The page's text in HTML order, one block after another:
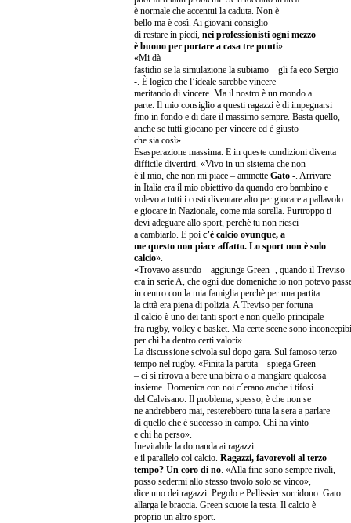
è normale che accentui la caduta. Non è
bello ma è così. Ai giovani consiglio
di restare in piedi, nei professionisti ogni mezzo
è buono per portare a casa tre punti».
«Mi dà
fastidio se la simulazione la subiamo – gli fa eco Sergio
-. È logico che l’ideale sarebbe vincere
meritando di vincere. Ma il nostro è un mondo a
parte. Il mio consiglio a questi ragazzi è di impegnarsi
fino in fondo e di dare il massimo sempre. Basta quello,
anche se tutti giocano per vincere ed è giusto
che sia così».
Esasperazione massima. E in queste condizioni diventa
difficile divertirti. «Vivo in un sistema che non
è il mio, che non mi piace – ammette Gato -. Arrivare
in Italia era il mio obiettivo da quando ero bambino e
volevo a tutti i costi diventare alto per giocare a pallavolo
e giocare in Nazionale, come mia sorella. Purtroppo ti
devi adeguare allo sport, perchè tu non riesci
a cambiarlo. E poi c’è calcio ovunque, a
me questo non piace affatto. Lo sport non è solo
calcio».
«Trovavo assurdo – aggiunge Green -, quando il Treviso
era in serie A, che ogni due domeniche io non potevo
in centro con la mia famiglia perchè per una partita
la città era piena di polizia. A Treviso per fortuna
il calcio è uno dei tanti sport e non quello principale
fra rugby, volley e basket. Ma certe scene sono
per chi ha dentro certi valori».
La discussione scivola sul dopo gara. Sul famoso terzo
tempo nel rugby. «Finita la partita – spiega Green
– ci si ritrova a bere una birra o a mangiare qualcosa
insieme. Domenica con noi c´erano anche i tifosi
del Calvisano. Il problema, spesso, è che non se
ne andrebbero mai, resterebbero tutta la sera a parlare
di quello che è successo in campo. Chi ha vinto
e chi ha perso».
Inevitabile la domanda ai ragazzi
e il parallelo col calcio. Ragazzi, favorevoli al terzo
tempo? Un coro di no. «Alla fine sono sempre rivali,
posso sedermi allo stesso tavolo solo se vinco»,
dice uno dei ragazzi. Pegolo e Pellissier sorridono. Gato
allarga le braccia. Green scuote la testa. Il calcio è
proprio un altro sport.